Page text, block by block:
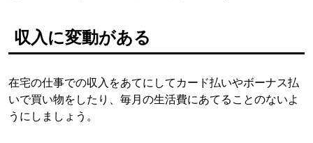
収入に変動がある
在宅の仕事での収入をあてにしてカード払いやボーナス払
いで買い物をしたり、毎月の生活費にあてることのないよ
うにしましょう。